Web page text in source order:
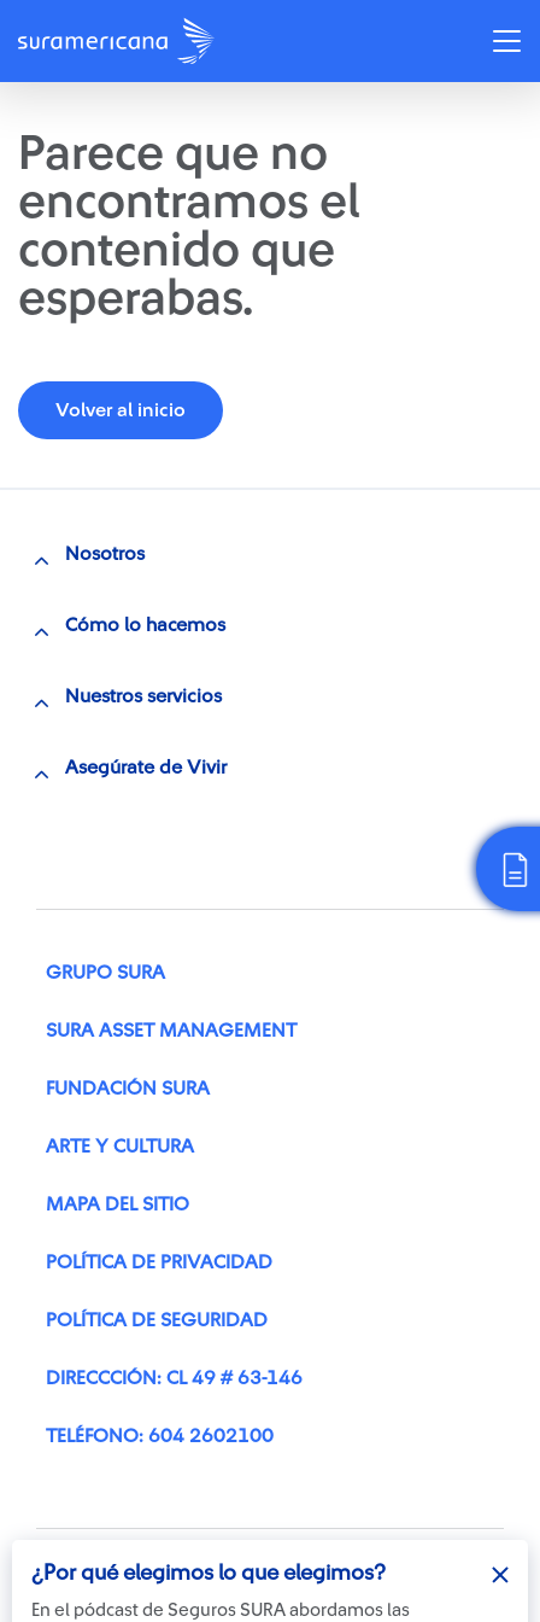
¿Por qué elegimos lo que elegimos?
En el pódcast de Seguros SURA abordamos las
Parece que no
encontramos el
contenido que
esperabas.
Volver al inicio
Nosotros
Cómo lo hacemos
Nuestros servicios
Asegúrate de Vivir
GRUPO SURA
SURA ASSET MANAGEMENT
FUNDACIÓN SURA
ARTE Y CULTURA
MAPA DEL SITIO
POLÍTICA DE PRIVACIDAD
POLÍTICA DE SEGURIDAD
DIRECCCIÓN: CL 49 # 63-146
TELÉFONO: 604 2602100